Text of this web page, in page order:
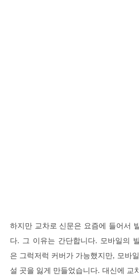
하지만 교차로 신문은 요즘에 들어서
다. 그 이유는 간단합니다. 모바일의
은 그럭저럭 커버가 가능했지만, 모바
설 곳을 잃게 만들었습니다. 대신에 교